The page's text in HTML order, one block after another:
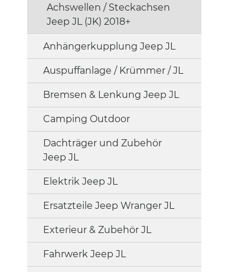
Achswellen / Steckachsen
Jeep JL (JK) 2018+
Anhängerkupplung Jeep JL
Auspuffanlage / Krümmer / JL
Bremsen & Lenkung Jeep JL
Camping Outdoor
Dachträger und Zubehör
Jeep JL
Elektrik Jeep JL
Ersatzteile Jeep Wranger JL
Exterieur & Zubehör JL
Fahrwerk Jeep JL